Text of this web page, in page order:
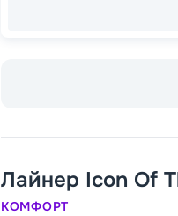
Лайнер Icon Of
КОМФОРТ